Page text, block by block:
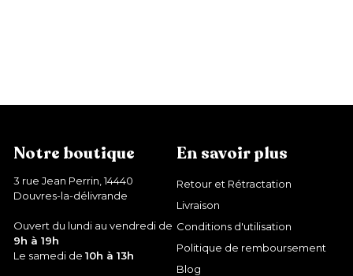
Notre boutique
3 rue Jean Perrin, 14440
Douvres-la-délivrande
Ouvert du lundi au vendredi de
9h à 19h
Le samedi de 10h à 13h
En savoir plus
Retour et Rétractation
Livraison
Conditions d'utilisation
Politique de remboursement
Blog